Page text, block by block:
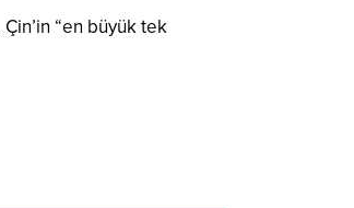
“en büyük tek